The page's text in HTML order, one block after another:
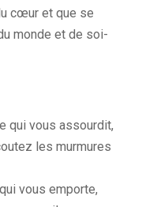
cœur et que se
monde et de soi-
qui vous assourdit,
les murmures
vous emporte,